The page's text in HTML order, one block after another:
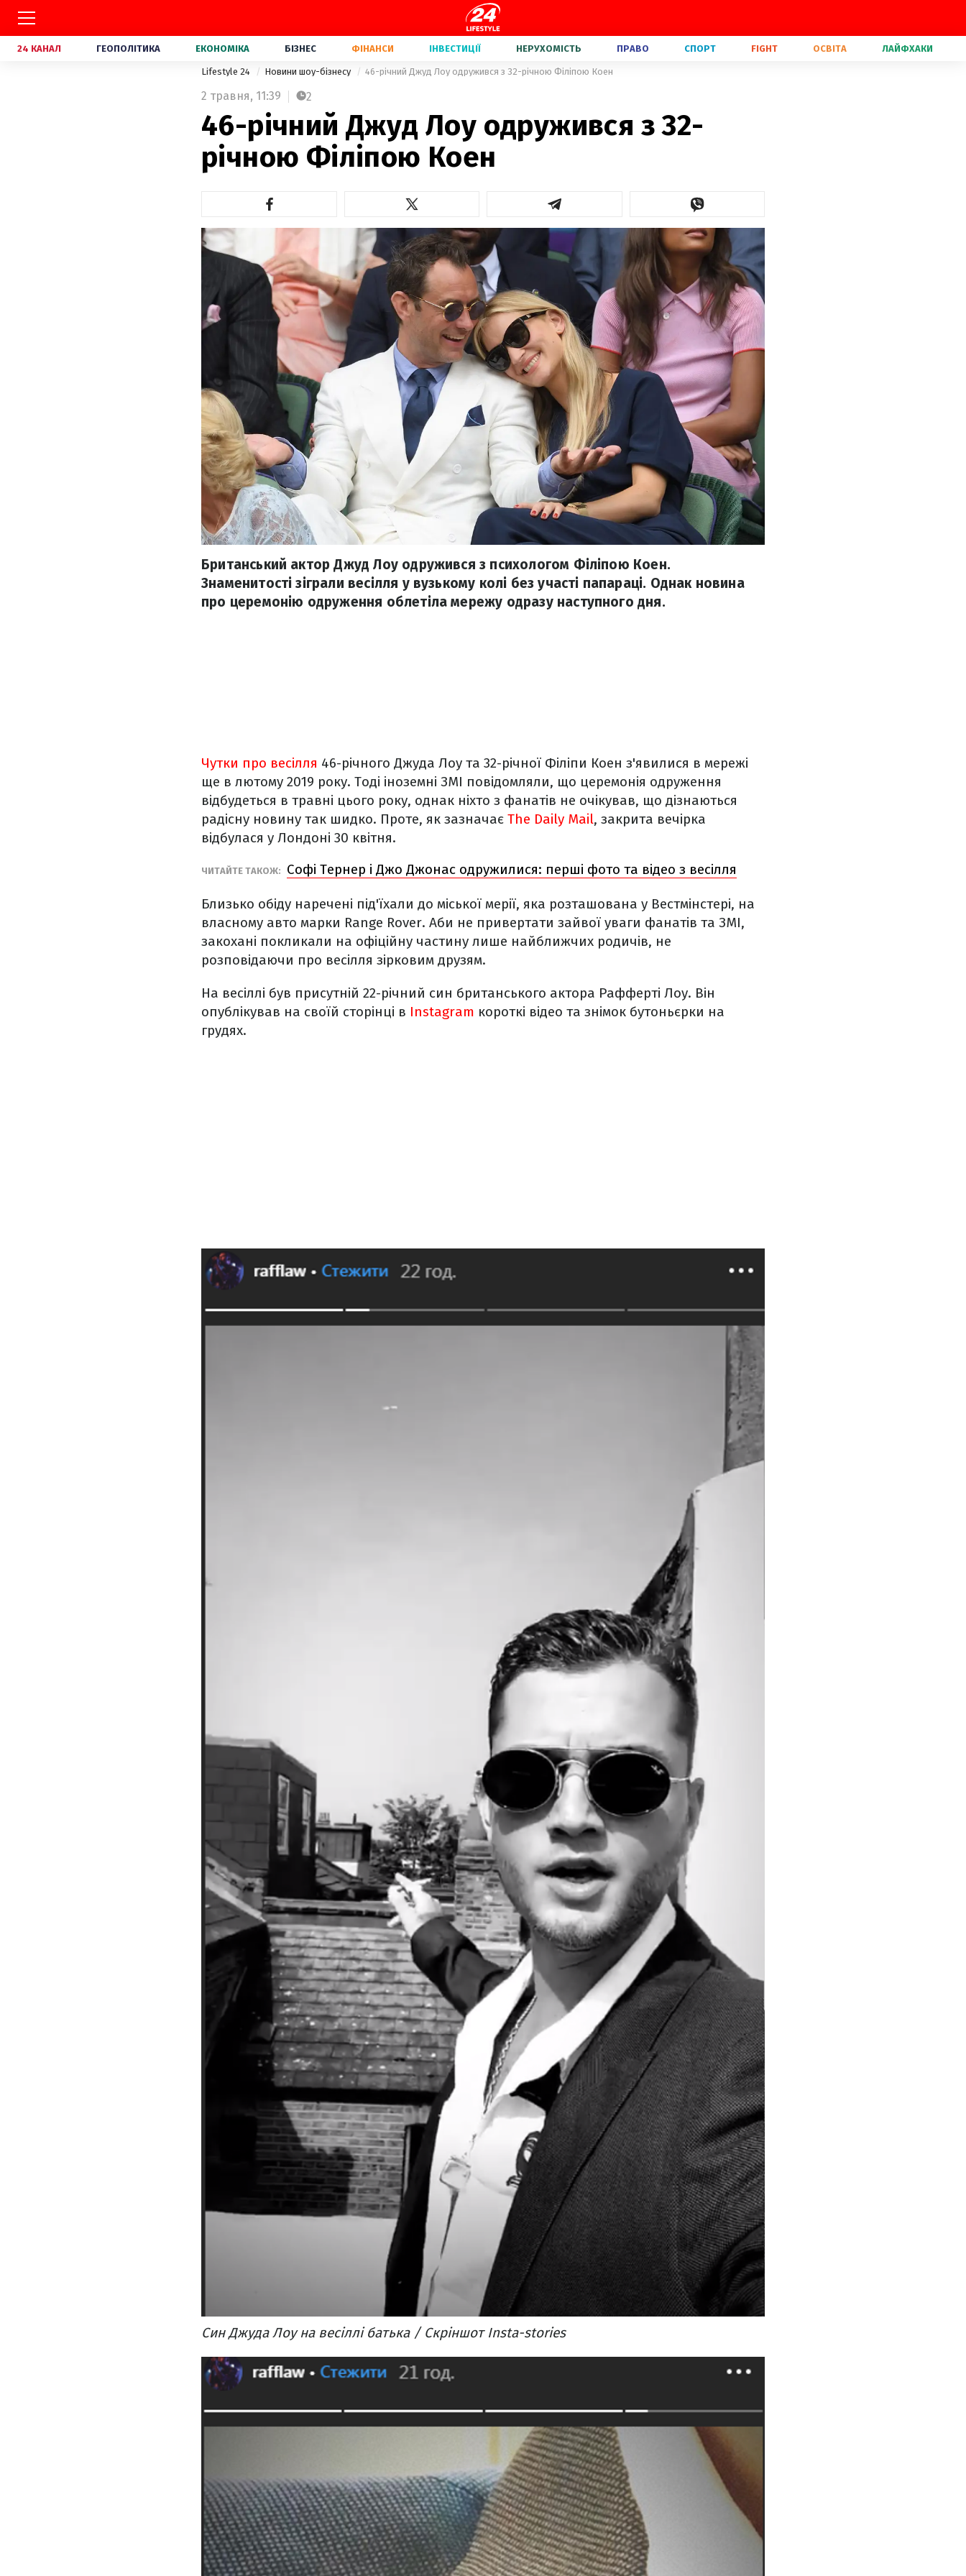
24 КАНАЛ ГЕОПОЛІТИКА ЕКОНОМІКА БІЗНЕС ФІНАНСИ ІНВЕСТИЦІЇ НЕРУХОМІСТЬ ПРАВО СПОРТ FIGHT ОСВІТА ЛАЙФХАКИ
Lifestyle 24 Новини шоу-бізнесу 46-річний Джуд Лоу одружився з 32-річною Філіпою Коен
2 травня, 11:39 2
46-річний Джуд Лоу одружився з 32-
річною Філіпою Коен
Британський актор Джуд Лоу одружився з психологом Філіпою Коен.
Знаменитості зіграли весілля у вузькому колі без участі папараці. Однак новина
про церемонію одруження облетіла мережу одразу наступного дня.
Чутки про весілля 46-річного Джуда Лоу та 32-річної Філіпи Коен з'явилися в мережі
ще в лютому 2019 року. Тоді іноземні ЗМІ повідомляли, що церемонія одруження
відбудеться в травні цього року, однак ніхто з фанатів не очікував, що дізнаються
радісну новину так шидко. Проте, як зазначає The Daily Mail, закрита вечірка
відбулася у Лондоні 30 квітня.
ЧИТАЙТЕ ТАКОЖ: Софі Тернер і Джо Джонас одружилися: перші фото та відео з весілля
Близько обіду наречені під'їхали до міської мерії, яка розташована у Вестмінстері, на
власному авто марки Range Rover. Аби не привертати зайвої уваги фанатів та ЗМІ,
закохані покликали на офіційну частину лише найближчих родичів, не
розповідаючи про весілля зірковим друзям.
На весіллі був присутній 22-річний син британського актора Рафферті Лоу. Він
опублікував на своїй сторінці в Instagram короткі відео та знімок бутоньєрки на
грудях.
Син Джуда Лоу на весіллі батька / Скріншот Insta-stories